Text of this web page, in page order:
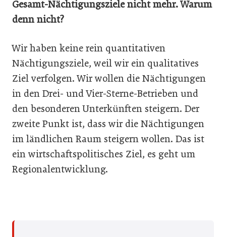
Gesamt-Nächtigungsziele nicht mehr. Warum
denn nicht?
Wir haben keine rein quantitativen
Nächtigungsziele, weil wir ein qualitatives
Ziel verfolgen. Wir wollen die Nächtigungen
in den Drei- und Vier-Sterne-Betrieben und
den besonderen Unterkünften steigern. Der
zweite Punkt ist, dass wir die Nächtigungen
im ländlichen Raum steigern wollen. Das ist
ein wirtschaftspolitisches Ziel, es geht um
Regionalentwicklung.